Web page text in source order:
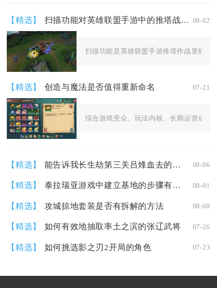
【精选】 扫描功能对英雄联盟手游中的推塔战有何帮助 08-02
扫描功能是英雄联盟手游推塔作战里规避
【精选】 创造与魔法是否值得重新命名 07-21
综合游戏受众、玩法内核、长期运营成本
【精选】 能告诉我长生劫第三关吕烽血去的方式吗 08-06
【精选】 泰拉瑞亚游戏中建立基地的步骤有哪些 08-01
【精选】 攻城掠地套装是否有拆解的方法 08-08
【精选】 如何有效地抽取率土之滨的张辽武将 07-26
【精选】 如何挑选影之刃2开局的角色 07-23